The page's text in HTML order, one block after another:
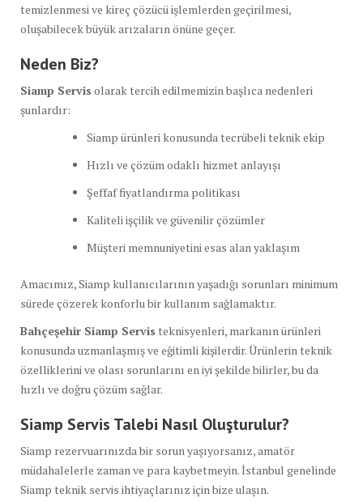
temizlenmesi ve kireç çözücü işlemlerden geçirilmesi,
oluşabilecek büyük arızaların önüne geçer.
Neden Biz?
Siamp Servis olarak tercih edilmemizin başlıca nedenleri
şunlardır:
Siamp ürünleri konusunda tecrübeli teknik ekip
Hızlı ve çözüm odaklı hizmet anlayışı
Şeffaf fiyatlandırma politikası
Kaliteli işçilik ve güvenilir çözümler
Müşteri memnuniyetini esas alan yaklaşım
Amacımız, Siamp kullanıcılarının yaşadığı sorunları minimum
sürede çözerek konforlu bir kullanım sağlamaktır.
Bahçeşehir Siamp Servis teknisyenleri, markanın ürünleri
konusunda uzmanlaşmış ve eğitimli kişilerdir. Ürünlerin teknik
özelliklerini ve olası sorunlarını en iyi şekilde bilirler, bu da
hızlı ve doğru çözüm sağlar.
Siamp Servis Talebi Nasıl Oluşturulur?
Siamp rezervuarınızda bir sorun yaşıyorsanız, amatör
müdahalelerle zaman ve para kaybetmeyin. İstanbul genelinde
Siamp teknik servis ihtiyaçlarınız için bize ulaşın.